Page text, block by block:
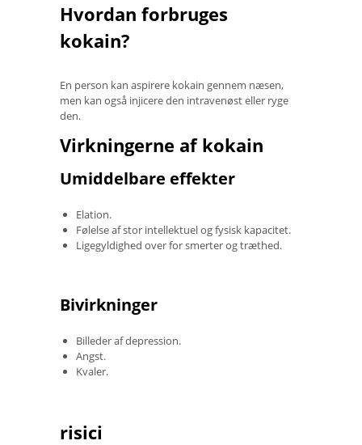
Hvordan forbruges
kokain?
En person kan aspirere kokain gennem næsen,
men kan også injicere den intravenøst ​​eller ryge
den.
Virkningerne af kokain
Umiddelbare effekter
Elation.
Følelse af stor intellektuel og fysisk kapacitet.
Ligegyldighed over for smerter og træthed.
Bivirkninger
Billeder af depression.
Angst.
Kvaler.
risici